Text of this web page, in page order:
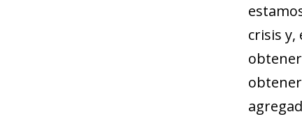
crisis y,